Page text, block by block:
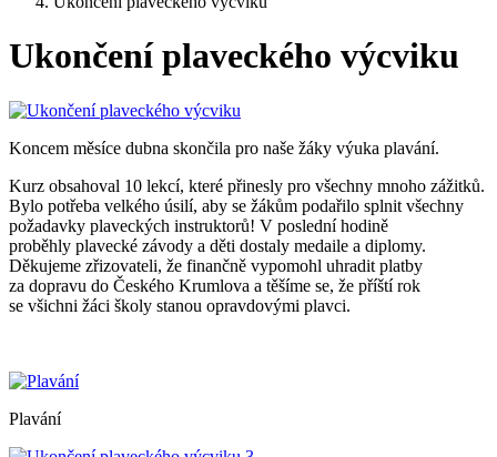
Ukončení plaveckého výcviku
Koncem měsíce dubna skončila pro naše žáky výuka plavání.
Kurz obsahoval 10 lekcí, které přinesly pro všechny mnoho zážitků.
Bylo potřeba velkého úsilí, aby se žákům podařilo splnit všechny
požadavky plaveckých instruktorů! V poslední hodině
proběhly plavecké závody a děti dostaly medaile a diplomy.
Děkujeme zřizovateli, že finančně vypomohl uhradit platby
za dopravu do Českého Krumlova a těšíme se, že příští rok
se všichni žáci školy stanou opravdovými plavci.
Plavání